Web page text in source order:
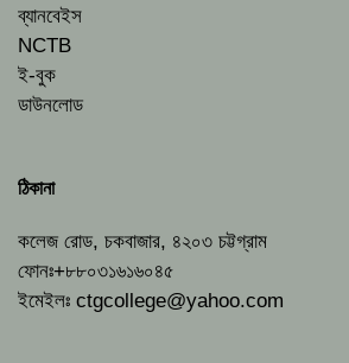
ব্যানবেইস
NCTB
ই-বুক
ডাউনলোড
ঠিকানা
কলেজ রোড, চকবাজার, ৪২০৩ চট্টগ্রাম
ফোনঃ+৮৮০৩১৬১৬০৪৫
ইমেইলঃ ctgcollege@yahoo.com